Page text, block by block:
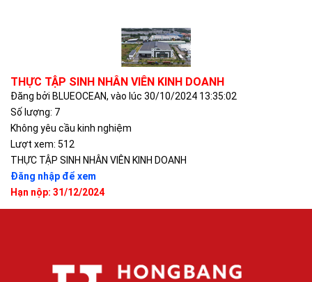
THỰC TẬP SINH NHÂN VIÊN KINH DOANH
Đăng bởi BLUEOCEAN, vào lúc 30/10/2024 13:35:02
Số lượng: 7
Không yêu cầu kinh nghiệm
Lượt xem: 512
THỰC TẬP SINH NHÂN VIÊN KINH DOANH
Đăng nhập để xem
Hạn nộp: 31/12/2024